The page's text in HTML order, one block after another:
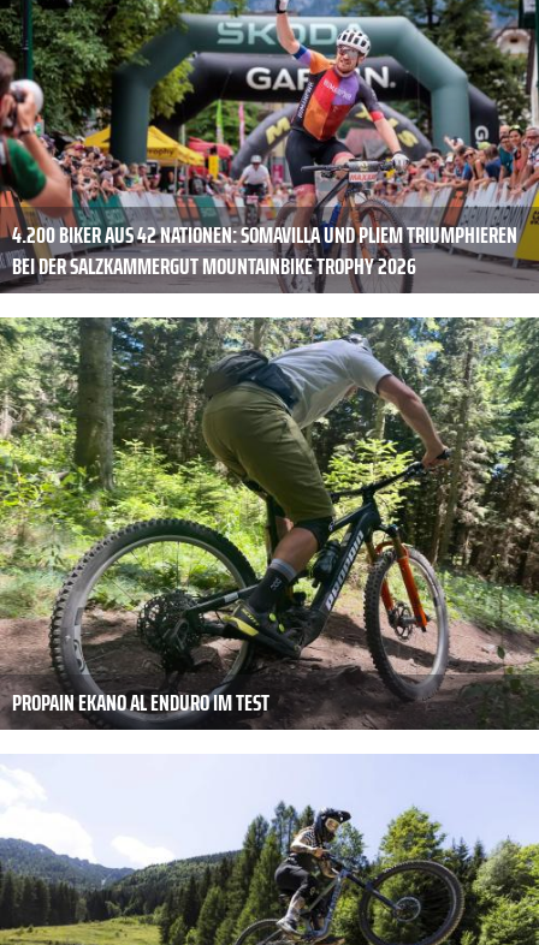
4.200 BIKER AUS 42 NATIONEN: SOMAVILLA UND PLIEM TRIUMPHIEREN
BEI DER SALZKAMMERGUT MOUNTAINBIKE TROPHY 2026
PROPAIN EKANO AL ENDURO IM TEST